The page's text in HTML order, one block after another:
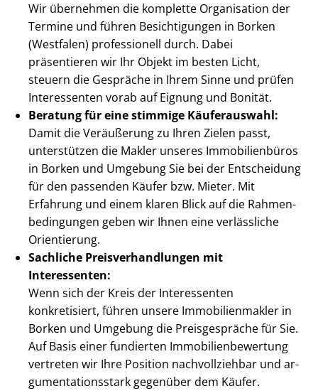
Wir übernehmen die komplette Organisation der
Termine und führen Besichtigungen in Borken
(Westfalen) professionell durch. Dabei
präsentieren wir Ihr Objekt im besten Licht,
steuern die Gespräche in Ihrem Sinne und prüfen
Interessenten vorab auf Eignung und Bonität.
Beratung für eine stimmige Käuferauswahl:
Damit die Veräußerung zu Ihren Zielen passt,
unterstützen die Makler unseres Immobilienbüros
in Borken und Umgebung Sie bei der Entscheidung
für den passenden Käufer bzw. Mieter. Mit
Erfahrung und einem klaren Blick auf die Rah­men­
be­din­gun­gen geben wir Ihnen eine verlässliche
Orientierung.
Sachliche Preis­ver­hand­lun­gen mit
Interessenten:
Wenn sich der Kreis der Interessenten
konkretisiert, führen unsere Im­mo­bi­li­en­mak­ler in
Borken und Umgebung die Preisgespräche für Sie.
Auf Basis einer fundierten Im­mo­bi­li­en­be­wer­tung
vertreten wir Ihre Position nachvollziehbar und ar­
gu­men­ta­ti­ons­stark gegenüber dem Käufer.